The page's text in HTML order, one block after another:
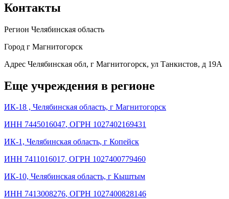
Контакты
Регион Челябинская область
Город г Магнитогорск
Адрес Челябинская обл, г Магнитогорск, ул Танкистов, д 19А
Еще учреждения в регионе
ИК-18 , Челябинская область, г Магнитогорск
ИНН 7445016047, ОГРН 1027402169431
ИК-1, Челябинская область, г Копейск
ИНН 7411016017, ОГРН 1027400779460
ИК-10, Челябинская область, г Кыштым
ИНН 7413008276, ОГРН 1027400828146